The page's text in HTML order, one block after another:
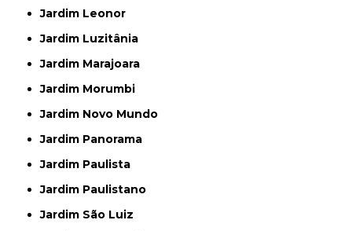
Jardim Leonor
Jardim Luzitânia
Jardim Marajoara
Jardim Morumbi
Jardim Novo Mundo
Jardim Panorama
Jardim Paulista
Jardim Paulistano
Jardim São Luiz